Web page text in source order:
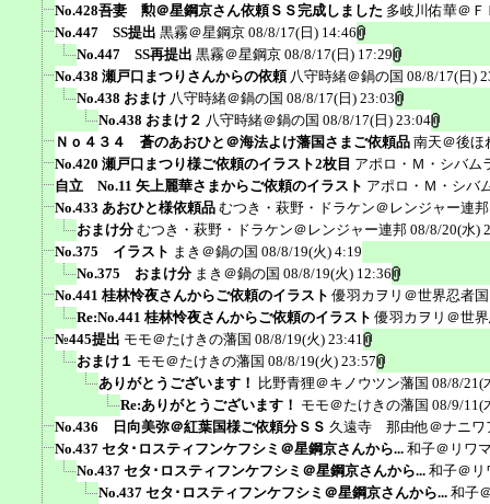
No.428吾妻 勲＠星鋼京さん依頼ＳＳ完成しました 多岐川佑華＠Ｆ
No.447 SS提出 黒霧＠星鋼京 08/8/17(日) 14:46
No.447 SS再提出 黒霧＠星鋼京 08/8/17(日) 17:29
No.438 瀬戸口まつりさんからの依頼 八守時緒＠鍋の国 08/8/17(日)
No.438 おまけ 八守時緒＠鍋の国 08/8/17(日) 23:03
No.438 おまけ２ 八守時緒＠鍋の国 08/8/17(日) 23:04
Ｎｏ４３４ 蒼のあおひと＠海法よけ藩国さまご依頼品 南天＠後ほ
No.420 瀬戸口まつり様ご依頼のイラスト2枚目 アポロ・Ｍ・シバム
自立 No.11 矢上麗華さまからご依頼のイラスト アポロ・Ｍ・シバ
No.433 あおひと様依頼品 むつき・萩野・ドラケン＠レンジャー連邦
おまけ分 むつき・萩野・ドラケン＠レンジャー連邦 08/8/20(水)
No.375 イラスト まき＠鍋の国 08/8/19(火) 4:19
No.375 おまけ分 まき＠鍋の国 08/8/19(火) 12:36
No.441 桂林怜夜さんからご依頼のイラスト 優羽カヲリ＠世界忍者国
Re:No.441 桂林怜夜さんからご依頼のイラスト 優羽カヲリ＠世
№445提出 モモ＠たけきの藩国 08/8/19(火) 23:41
おまけ１ モモ＠たけきの藩国 08/8/19(火) 23:57
ありがとうございます！
比野青狸＠キノウツン藩国 08/8/21(
Re:ありがとうございます！ モモ＠たけきの藩国 08/9/11(
No.436 日向美弥＠紅葉国様ご依頼分ＳＳ 久遠寺 那由他＠ナニワ
No.437 セタ･ロスティフンケフシミ＠星鋼京さんから... 和子＠リワ
No.437 セタ･ロスティフンケフシミ＠星鋼京さんから... 和子＠リ
No.437 セタ･ロスティフンケフシミ＠星鋼京さんから... 和子